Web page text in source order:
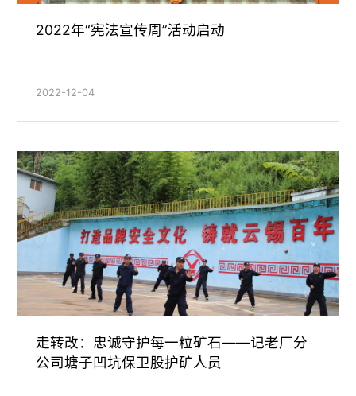
2022年“宪法宣传周”活动启动
2022-12-04
走转改：忠诚守护每一粒矿石——记老厂分
公司塘子凹坑保卫股护矿人员